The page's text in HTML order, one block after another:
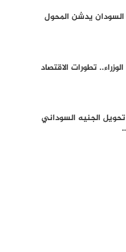
يدشن المحول
تطورات الاقتصاد
الجنيه السوداني